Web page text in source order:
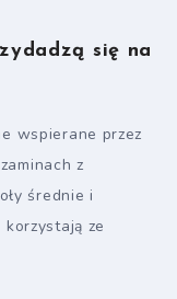
się na
wspierane przez
z
średnie i
ze